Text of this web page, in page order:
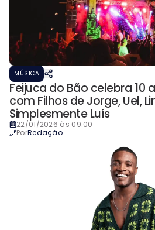
MÚSICA
Feijuca do Bão celebra 10
com Filhos de Jorge, Uel,
Simplesmente Luís
22/01/2026 às 09:00
PorRedação